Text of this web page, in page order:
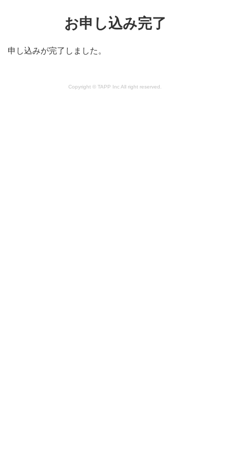
お申し込み完了
申し込みが完了しました。
Copyright © TAPP Inc All right reserved.